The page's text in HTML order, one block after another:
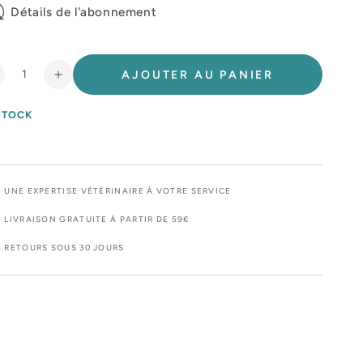
Détails de l'abonnement
Augmenter
Plan
Veterinary
Nf
Funct
AJOUTER AU PANIER
UNE EXPERTISE VÉTÉRINAIRE À VOTRE SERVICE
LIVRAISON GRATUITE À PARTIR DE 59€
RETOURS SOUS 30 JOURS